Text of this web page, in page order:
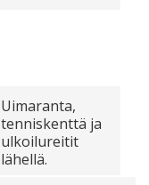
Uimaranta,
tenniskenttä ja
ulkoilureitit
lähellä.